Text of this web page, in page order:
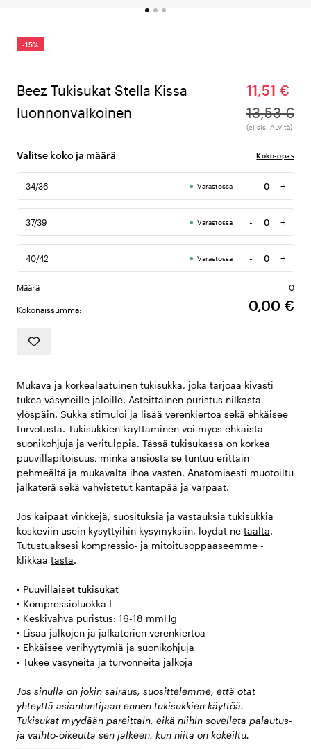
-15%
Beez Tukisukat Stella Kissa
luonnonvalkoinen
11,51 €
13,53 €
(ei sis. ALV:tä)
Valitse koko ja määrä Koko-opas
34/36 Varastossa -
Määrä
+
37/39 Varastossa -
Määrä
+
40/42 Varastossa -
Määrä
+
Määrä 0
Kokonaissumma: 0,00 €
Mukava ja korkealaatuinen tukisukka, joka tarjoaa kivasti
tukea väsyneille jaloille. Asteittainen puristus nilkasta
ylöspäin. Sukka stimuloi ja lisää verenkiertoa sekä ehkäisee
turvotusta. Tukisukkien käyttäminen voi myös ehkäistä
suonikohjuja ja veritulppia. Tässä tukisukassa on korkea
puuvillapitoisuus, minkä ansiosta se tuntuu erittäin
pehmeältä ja mukavalta ihoa vasten. Anatomisesti muotoiltu
jalkaterä sekä vahvistetut kantapää ja varpaat.
Jos kaipaat vinkkejä, suosituksia ja vastauksia tukisukkia
koskeviin usein kysyttyihin kysymyksiin, löydät ne täältä.
Tutustuaksesi kompressio- ja mitoitusoppaaseemme -
klikkaa tästä.
• Puuvillaiset tukisukat
• Kompressioluokka I
• Keskivahva puristus: 16-18 mmHg
• Lisää jalkojen ja jalkaterien verenkiertoa
• Ehkäisee verihyytymiä ja suonikohjuja
• Tukee väsyneitä ja turvonneita jalkoja
Jos sinulla on jokin sairaus, suosittelemme, että otat
yhteyttä asiantuntijaan ennen tukisukkien käyttöä.
Tukisukat myydään pareittain, eikä niihin sovelleta palautus-
ja vaihto-oikeutta sen jälkeen, kun niitä on kokeiltu.